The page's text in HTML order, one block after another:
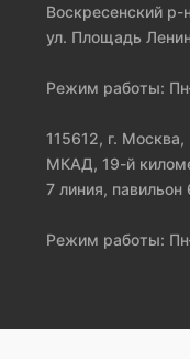
Воскресенский р-
ул. Площадь
Режим работы:
115612, г. Москва,
МКАД, 19-й
7 линия, павильон
Режим работы: